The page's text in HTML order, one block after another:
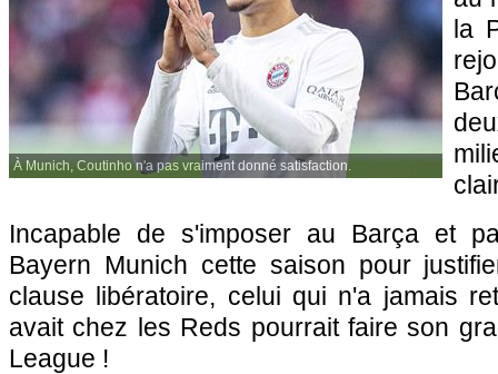
À Munich, Coutinho n'a pas vraiment donné satisfaction.
la
Incapable de s'imposer au Barça et
Bayern Munich cette saison pour
clause libératoire, celui qui n'a jamais
avait chez les Reds pourrait faire son
League !